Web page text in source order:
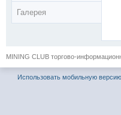
Галерея
MINING CLUB торгово-
Использовать мобильную версию